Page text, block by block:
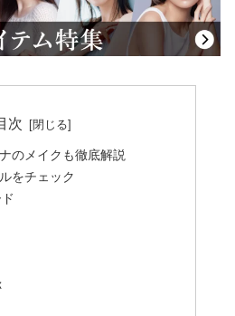
次
のメイクも徹底解説
をチェック